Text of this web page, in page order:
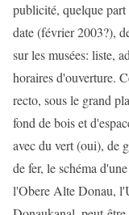
publicité, quelque
date (février 2003?),
sur les musées: liste,
horaires d'ouverture.
recto, sous le grand
fond de bois et
avec du vert (oui), de
de fer, le schéma
l'Obere Alte Donau,